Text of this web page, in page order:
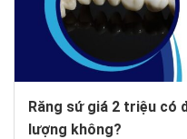
Răng sứ giá 2 triệu có
lượng không?